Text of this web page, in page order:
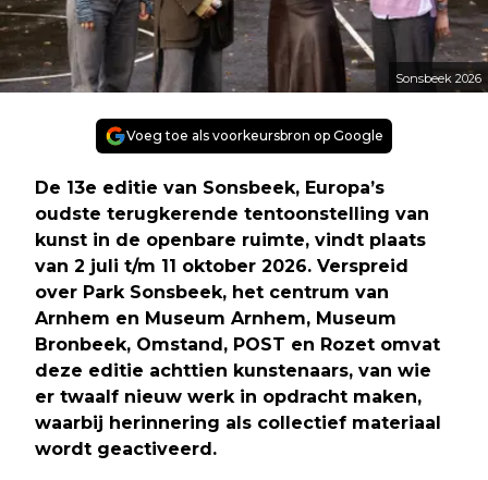
Sonsbeek 2026
Voeg toe als voorkeursbron op Google
De 13e editie van Sonsbeek, Europa’s
oudste terugkerende tentoonstelling van
kunst in de openbare ruimte, vindt plaats
van 2 juli t/m 11 oktober 2026. Verspreid
over Park Sonsbeek, het centrum van
Arnhem en Museum Arnhem, Museum
Bronbeek, Omstand, POST en Rozet omvat
deze editie achttien kunstenaars, van wie
er twaalf nieuw werk in opdracht maken,
waarbij herinnering als collectief materiaal
wordt geactiveerd.